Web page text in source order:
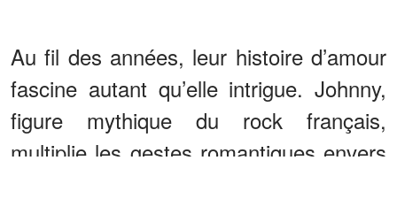
Au fil des années, leur histoire d’amour
fascine autant qu’elle intrigue. Johnny,
figure mythique du rock français,
multiplie les gestes romantiques envers